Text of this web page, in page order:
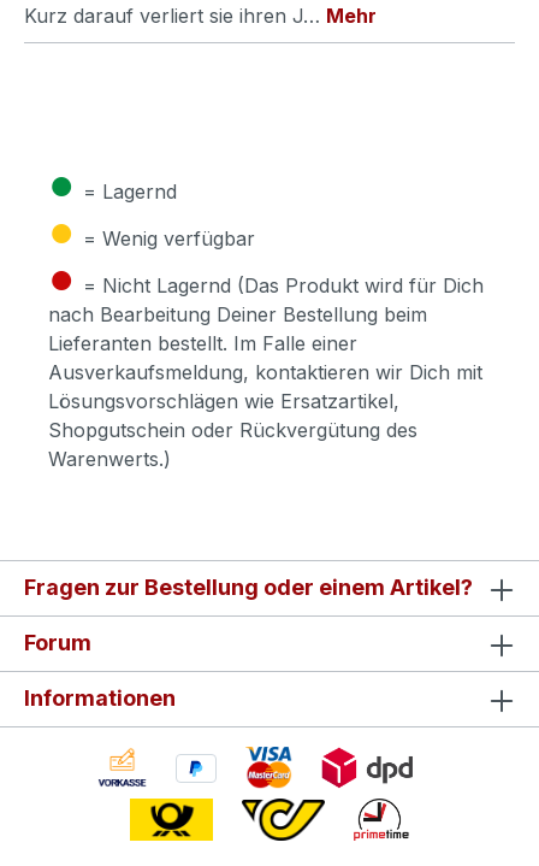
Kurz darauf verliert sie ihren J… Mehr
● = Lagernd
● = Wenig verfügbar
● = Nicht Lagernd (Das Produkt wird für Dich
nach Bearbeitung Deiner Bestellung beim
Lieferanten bestellt. Im Falle einer
Ausverkaufsmeldung, kontaktieren wir Dich mit
Lösungsvorschlägen wie Ersatzartikel,
Shopgutschein oder Rückvergütung des
Warenwerts.)
Fragen zur Bestellung oder einem Artikel?
Forum
Informationen